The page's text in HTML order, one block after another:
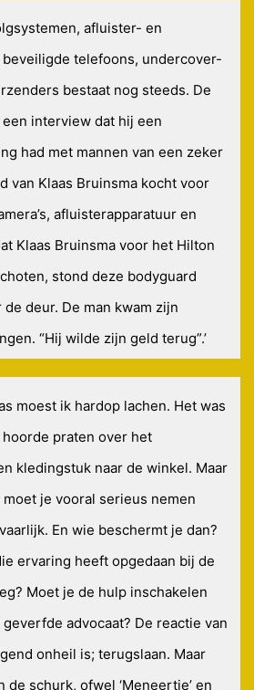
afluister- en
telefoons, undercover-
bestaat nog steeds. De
interview dat hij een
had met mannen van een zeker
van Klaas Bruinsma kocht voor
afluisterapparatuur en
Klaas Bruinsma voor het Hilton
stond deze bodyguard
deur. De man kwam zijn
“Hij wilde zijn geld terug”.’
moest ik hardop lachen. Het was
praten over het
kledingstuk naar de winkel. Maar
je vooral serieus nemen
En wie beschermt je dan?
ervaring heeft opgedaan bij de
Moet je de hulp inschakelen
advocaat? De reactie van
onheil is; terugslaan. Maar
schurk, ofwel ‘Meneertje’ en